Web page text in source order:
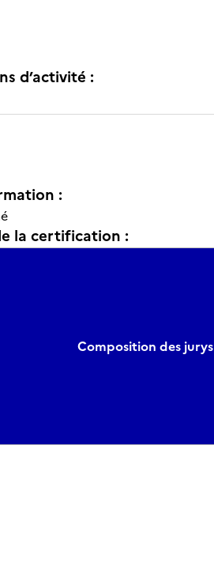
d’activité :
:
la certification :
Composition des jurys